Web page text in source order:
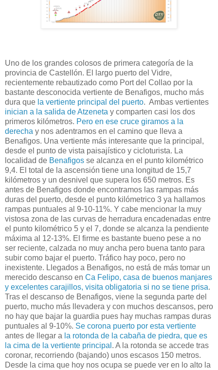
Uno de los grandes colosos de primera categoría de la
provincia de Castellón. El largo puerto del Vidre,
recientemente rebautizado como Port del Collao por la
bastante desconocida vertiente de Benafigos, mucho más
dura que la vertiente principal del puerto. Ambas vertientes
inician a la salida de Atzeneta y comparten casi los dos
primeros kilómetros. Pero en ese cruce giramos a la
derecha y nos adentramos en el camino que lleva a
Benafigos. Una vertiente más interesante que la principal,
desde el punto de vista paisajístico y cicloturista. La
localidad de Benafigos se alcanza en el punto kilométrico
9,4. El total de la ascensión tiene una longitud de 15,7
kilómetros y un desnivel que supera los 650 metros. Es
antes de Benafigos donde encontramos las rampas más
duras del puerto, desde el punto kilómetrico 3 ya hallamos
rampas puntuales al 9-10-11%. Y cabe mencionar la muy
vistosa zona de las curvas de herradura encadenadas entre
el punto kilométrico 5 y el 7, donde se alcanza la pendiente
máxima al 12-13%. El firme es bastante bueno pese a no
ser reciente, calzada no muy ancha pero buena tanto para
subir como bajar el puerto. Tráfico hay poco, pero no
inexistente. Llegados a Benafigos, no está de más tomar un
merecido descanso en Ca Felipo, casa de buenos manjares
y excelentes carajillos, visita obligatoria si no se tiene prisa.
Tras el descanso de Benafigos, viene la segunda parte del
puerto, mucho más llevadera y con muchos descansos, pero
no hay que bajar la guardia pues hay muchas rampas duras
puntuales al 9-10%. Se corona puerto por esta vertiente
antes de llegar a la rotonda de la cabaña de piedra, que es
la cima de la vertiente principal . A la rotonda se accede tras
coronar, recorriendo (bajando) unos escasos 150 metros.
Desde la cima que hoy nos ocupa se puede ver en lo alto la